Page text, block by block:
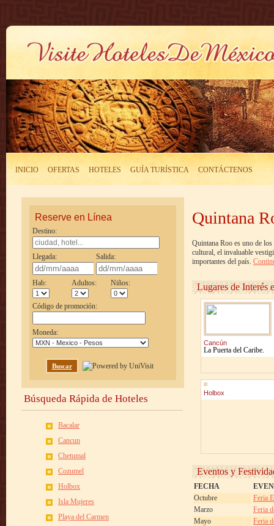
INICIO OFERTAS HOTELES GUÍA TURÍSTICA CONTÁCTENOS
Reserve en Línea
Destino:
Llegada: Salida:
Hab: Adultos: Niños:
Código de promoción:
Moneda:
Buscar
Búsqueda Rápida de Hoteles
Bacalar
Cancun
Chetumal
Cozumel
Holbox
Isla Mujeres
Playa del Carmen
Quintana
Quintana Roo es uno de
cultural, el invaluable
importantes del país.
Lugares de Interés
Cancún
La Puerta del Caribe.
Holbox
Eventos y
FECHA
Octubre
Feria
Marzo
Feria
Mayo
Feria